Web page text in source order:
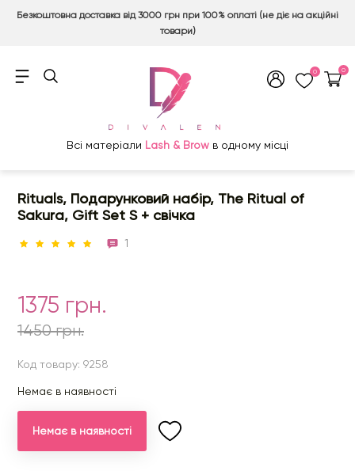
Безкоштовна доставка від 3000 грн при 100% оплаті (не діє на акційні
товари)
0 0
Всі матеріали Lash & Brow в одному місці
Rituals, Подарунковий набір, The Ritual of
Sakura, Gift Set S + свічка
1
1375 грн.
1450 грн.
Код товару: 9258
Немає в наявності
Немає в наявності